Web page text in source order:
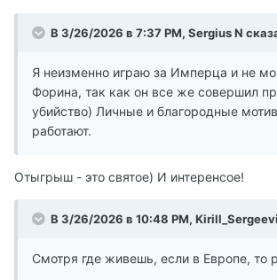
В 3/26/2026 в 7:37 PM, Sergius N
Я неизменно играю за Имперца и не
Форина, так как он все же совершил
убийство) Личные и благородные
работают.
Отыгрыш - это святое) И интеренсое!
В 3/26/2026 в 10:48 PM,
Смотря где живешь, если в Европе, то